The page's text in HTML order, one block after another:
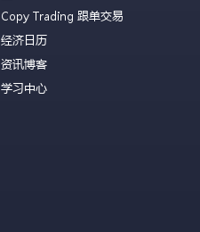
Copy Trading 跟单交易
经济日历
资讯博客
学习中心